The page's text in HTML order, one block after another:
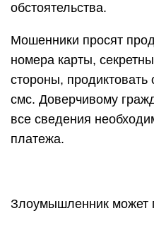
обстоятельства.
Мошенники просят
номера карты,
стороны,
смс. Доверчивому
все сведения
платежа.
Злоумышленник может